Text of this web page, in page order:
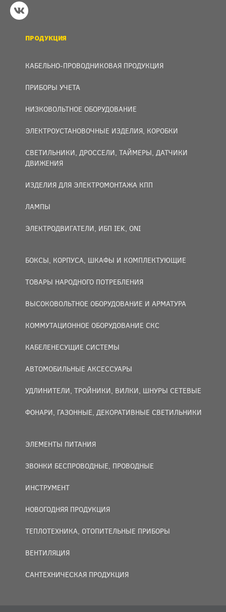
ПРОДУКЦИЯ
КАБЕЛЬНО-ПРОВОДНИКОВАЯ ПРОДУКЦИЯ
ПРИБОРЫ УЧЕТА
НИЗКОВОЛЬТНОЕ ОБОРУДОВАНИЕ
ЭЛЕКТРОУСТАНОВОЧНЫЕ ИЗДЕЛИЯ, КОРОБКИ
СВЕТИЛЬНИКИ, ДРОССЕЛИ, ТАЙМЕРЫ, ДАТЧИКИ
ДВИЖЕНИЯ
ИЗДЕЛИЯ ДЛЯ ЭЛЕКТРОМОНТАЖА КПП
ЛАМПЫ
ЭЛЕКТРОДВИГАТЕЛИ, ИБП IEK, ONI
БОКСЫ, КОРПУСА, ШКАФЫ И КОМПЛЕКТУЮЩИЕ
ТОВАРЫ НАРОДНОГО ПОТРЕБЛЕНИЯ
ВЫСОКОВОЛЬТНОЕ ОБОРУДОВАНИЕ И АРМАТУРА
КОММУТАЦИОННОЕ ОБОРУДОВАНИЕ СКС
КАБЕЛЕНЕСУЩИЕ СИСТЕМЫ
АВТОМОБИЛЬНЫЕ АКСЕССУАРЫ
УДЛИНИТЕЛИ, ТРОЙНИКИ, ВИЛКИ, ШНУРЫ СЕТЕВЫЕ
ФОНАРИ, ГАЗОННЫЕ, ДЕКОРАТИВНЫЕ СВЕТИЛЬНИКИ
ЭЛЕМЕНТЫ ПИТАНИЯ
ЗВОНКИ БЕСПРОВОДНЫЕ, ПРОВОДНЫЕ
ИНСТРУМЕНТ
НОВОГОДНЯЯ ПРОДУКЦИЯ
ТЕПЛОТЕХНИКА, ОТОПИТЕЛЬНЫЕ ПРИБОРЫ
ВЕНТИЛЯЦИЯ
САНТЕХНИЧЕСКАЯ ПРОДУКЦИЯ